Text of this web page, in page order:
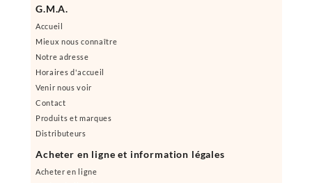
G.M.A.
Accueil
Mieux nous connaître
Notre adresse
Horaires d'accueil
Venir nous voir
Contact
Produits et marques
Distributeurs
Acheter en ligne et information légales
Acheter en ligne